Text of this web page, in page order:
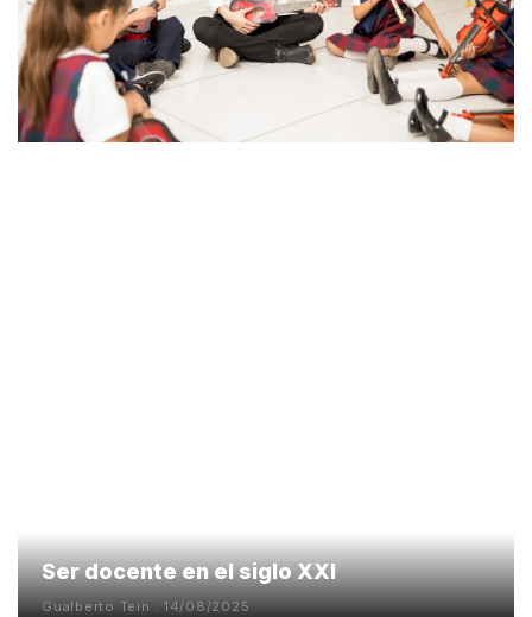
Ser docente en el siglo XXI
Gualberto Tein 14/08/2025